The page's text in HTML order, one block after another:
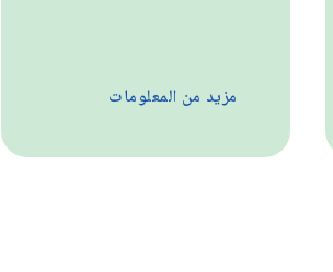
مزيد من المعلومات